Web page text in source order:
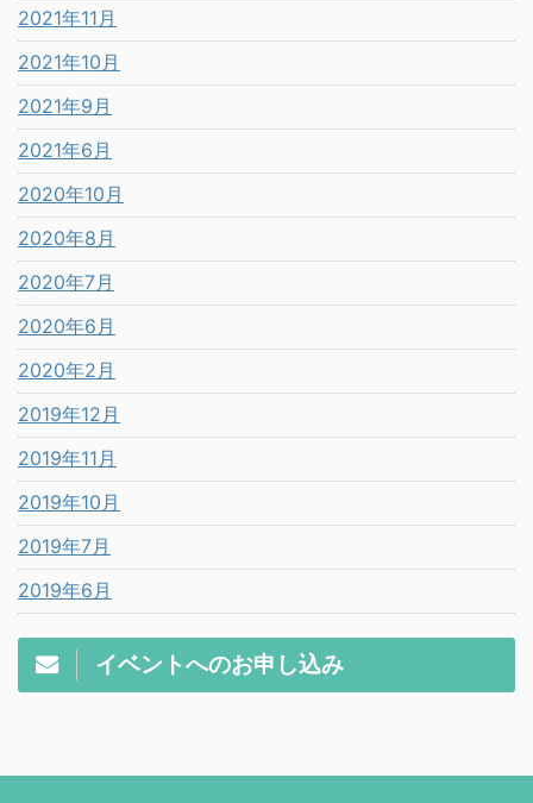
2021年11月
2021年10月
2021年9月
2021年6月
2020年10月
2020年8月
2020年7月
2020年6月
2020年2月
2019年12月
2019年11月
2019年10月
2019年7月
2019年6月
イベントへのお申し込み